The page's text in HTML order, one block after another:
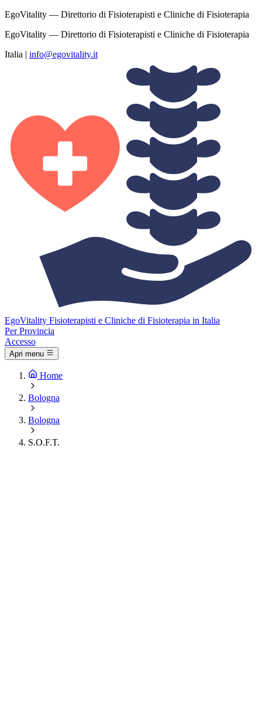
EgoVitality — Direttorio di Fisioterapisti e Cliniche di Fisioterapia
EgoVitality — Direttorio di Fisioterapisti e Cliniche di Fisioterapia
Italia | info@egovitality.it
EgoVitality Fisioterapisti e Cliniche di Fisioterapia in Italia
Per Provincia
Accesso
Apri menu
Home
Bologna
Bologna
S.O.F.T.